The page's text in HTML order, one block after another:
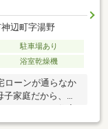
辺町字湯野
駐車場あり
浴室乾燥機
ーンが通らなか
家庭だから、カ
内を中心に、数多